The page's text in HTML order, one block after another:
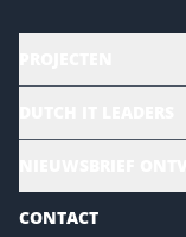
Sustainability | Green IT
Marketing- en
CONTACT